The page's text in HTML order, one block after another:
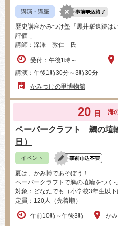
講演・講座
歴史講座かみつけ塾「黒井峯遺跡は
評価-」
講師：深澤 敦仁 氏
受付：午後1時～
講演：午後1時30分～3時30分
かみつけの里博物館
20 日 海
ペーパークラフト 鵜の埴
日）
イベント
夏は、かみ博であそぼう！
ペーパークラフトで鵜の埴輪をつく
対象：どなたでも（小学校3年生以下
定員：120人（先着順）
午前10時～午後3時 か